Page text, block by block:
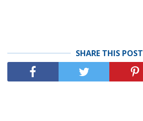
SHARE THIS POST